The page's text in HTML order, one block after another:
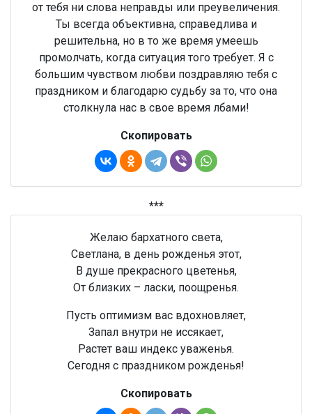
от тебя ни слова неправды или преувеличения.
Ты всегда объективна, справедлива и
решительна, но в то же время умеешь
промолчать, когда ситуация того требует. Я с
большим чувством любви поздравляю тебя с
праздником и благодарю судьбу за то, что она
столкнула нас в свое время лбами!
Скопировать
***
Желаю бархатного света,
Светлана, в день рожденья этот,
В душе прекрасного цветенья,
От близких – ласки, поощренья.
Пусть оптимизм вас вдохновляет,
Запал внутри не иссякает,
Растет ваш индекс уваженья.
Сегодня с праздником рожденья!
Скопировать